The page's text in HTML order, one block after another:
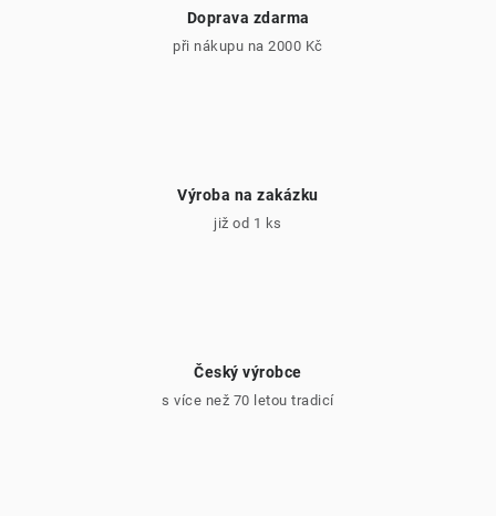
Doprava zdarma
při nákupu na 2000 Kč
Výroba na zakázku
již od 1 ks
Český výrobce
s více než 70 letou tradicí